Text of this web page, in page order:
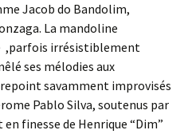
Jacob do Bandolim,
La mandoline
,parfois irrésistiblement
ses mélodies aux
savamment improvisés
Pablo Silva, soutenus par
finesse de Henrique “Dim”